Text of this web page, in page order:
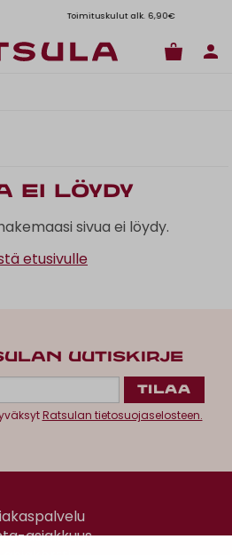
Toimituskulut alk. 6,90€
ei löydy
sivua ei löydy.
etusivulle
UUTISKIRJE
Ratsulan tietosuojaselosteen.
asiakkuus